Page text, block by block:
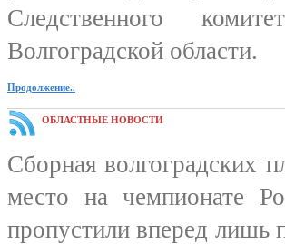
Следственного
Волгоградской области.
Продолжение..
ОБЛАСТНЫЕ НОВОСТИ
Сборная волгоградских
место на чемпионате
пропустили вперед лишь